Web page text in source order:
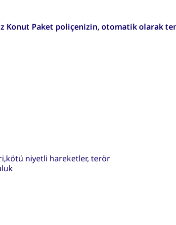
Konut Paket poliçenizin, otomatik olarak
niyetli hareketler, terör